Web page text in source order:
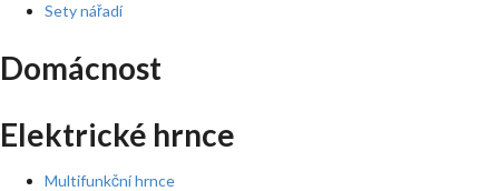
Sety nářadí
Domácnost
Elektrické hrnce
Multifunkční hrnce